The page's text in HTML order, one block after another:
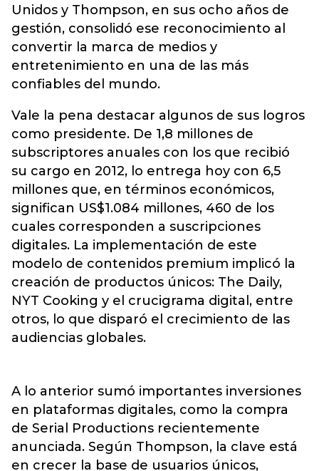
Unidos y Thompson, en sus ocho años de
gestión, consolidó ese reconocimiento al
convertir la marca de medios y
entretenimiento en una de las más
confiables del mundo.
Vale la pena destacar algunos de sus logros
como presidente. De 1,8 millones de
subscriptores anuales con los que recibió
su cargo en 2012, lo entrega hoy con 6,5
millones que, en términos económicos,
significan US$1.084 millones, 460 de los
cuales corresponden a suscripciones
digitales. La implementación de este
modelo de contenidos premium implicó la
creación de productos únicos: The Daily,
NYT Cooking y el crucigrama digital, entre
otros, lo que disparó el crecimiento de las
audiencias globales.
A lo anterior sumó importantes inversiones
en plataformas digitales, como la compra
de Serial Productions recientemente
anunciada. Según Thompson, la clave está
en crecer la base de usuarios únicos,